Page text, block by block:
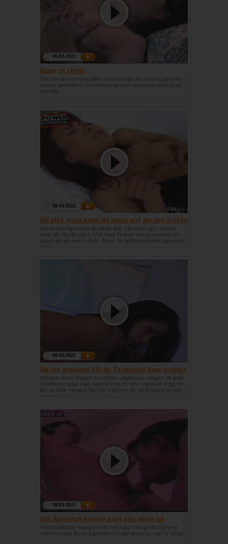
08-03-2021
Made in china
Dat zal die voorbind dildo vast wel zijn die deze aziatische
dames gebruiken. Genieten van een neukpartij dankzij dit
08-03-2021
Bij elke stoot piept de asian girl als een kuiken
Als een konijn neukt de asian boy zijn asian girl, en elke
keer als hij zijn stijve lul in haar krappe kut stoot piept de
asian girl als een kuiken. Maar de geile knul neukt gewoon
08-03-2021
Na het orgasme likt de Aziatische haar vingers
Na haar sexy lingerie te hebben uitgedaan, vingert dit geile
Aziatische haar kale natte kut tot ze een orgasme krijgt en
likt ze haar vingers.Na het orgasme likt de Aziatische haar
08-03-2021
Het Aziatisch hoertje pijpt zijn stijve lul
Het Aziatische hoertje houd met haar handje de stijve lul
vast en zuigt likt en pijpt hem of haar leven er van af hangt.